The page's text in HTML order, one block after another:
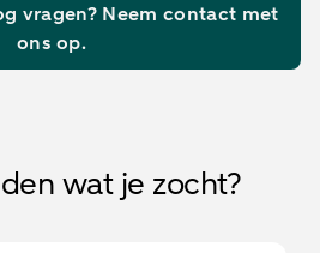
vragen? Neem contact met
ons op.
wat je zocht?